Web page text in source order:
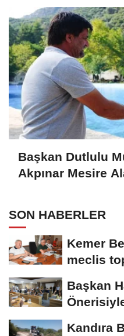
Başkan Dutlulu
Akpınar Mesire
SON HABERLER
Kemer
meclis
Başkan
Kandıra